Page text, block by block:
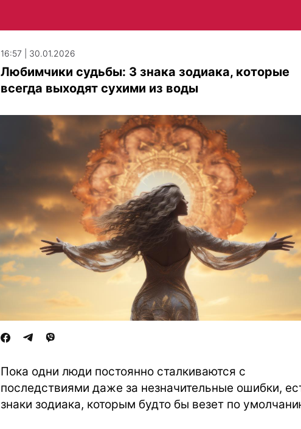
16:57 | 30.01.2026
Любимчики судьбы: 3 знака зодиака, которые
всегда выходят сухими из воды
Пока одни люди постоянно сталкиваются с
последствиями даже за незначительные ошибки,
знаки зодиака, которым будто бы везет по